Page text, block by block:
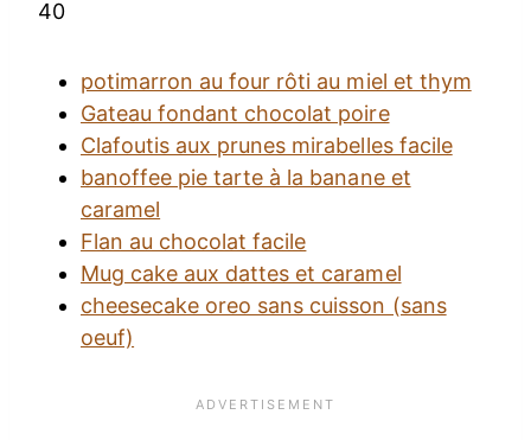
40
potimarron au four rôti au miel et thym
Gateau fondant chocolat poire
Clafoutis aux prunes mirabelles facile
banoffee pie tarte à la banane et
caramel
Flan au chocolat facile
Mug cake aux dattes et caramel
cheesecake oreo sans cuisson (sans
oeuf)